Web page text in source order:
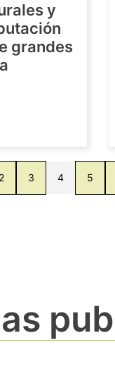
y
grandes
2 3 4 5